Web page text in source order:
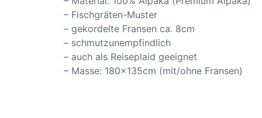
– Fischgräten-Muster
– gekordelte Fransen ca. 8cm
– schmutzunempfindlich
– auch als Reiseplaid geeignet
– Masse: 180x135cm (mit/ohne Fransen)